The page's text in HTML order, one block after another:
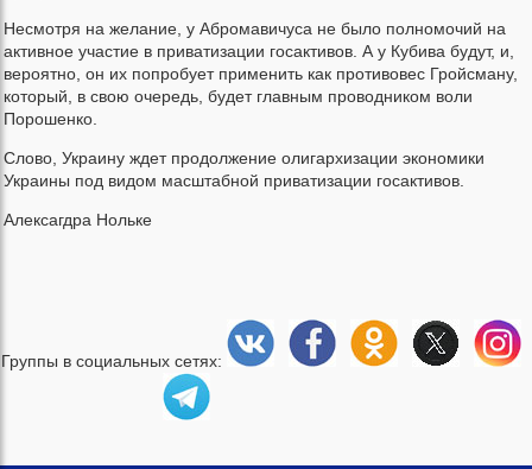
Несмотря на желание, у Абромавичуса не было полномочий на
активное участие в приватизации госактивов. А у Кубива будут, и,
вероятно, он их попробует применить как противовес Гройсману,
который, в свою очередь, будет главным проводником воли
Порошенко.
Слово, Украину ждет продолжение олигархизации экономики
Украины под видом масштабной приватизации госактивов.
Алексагдра Нольке
Группы в социальных сетях: